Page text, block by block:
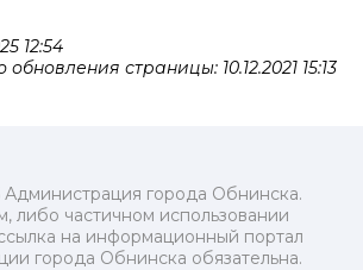
12:54
страницы: 10.12.2021 15:13
города Обнинска.
либо частичном использовании
на информационный портал
города Обнинска обязательна.